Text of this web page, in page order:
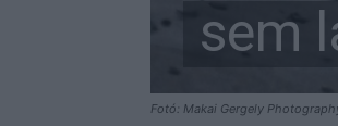
Fotó: Makai Gergely
sem